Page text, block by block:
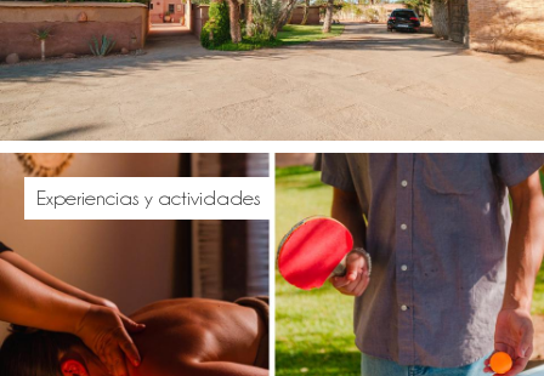
Experiencias y actividades